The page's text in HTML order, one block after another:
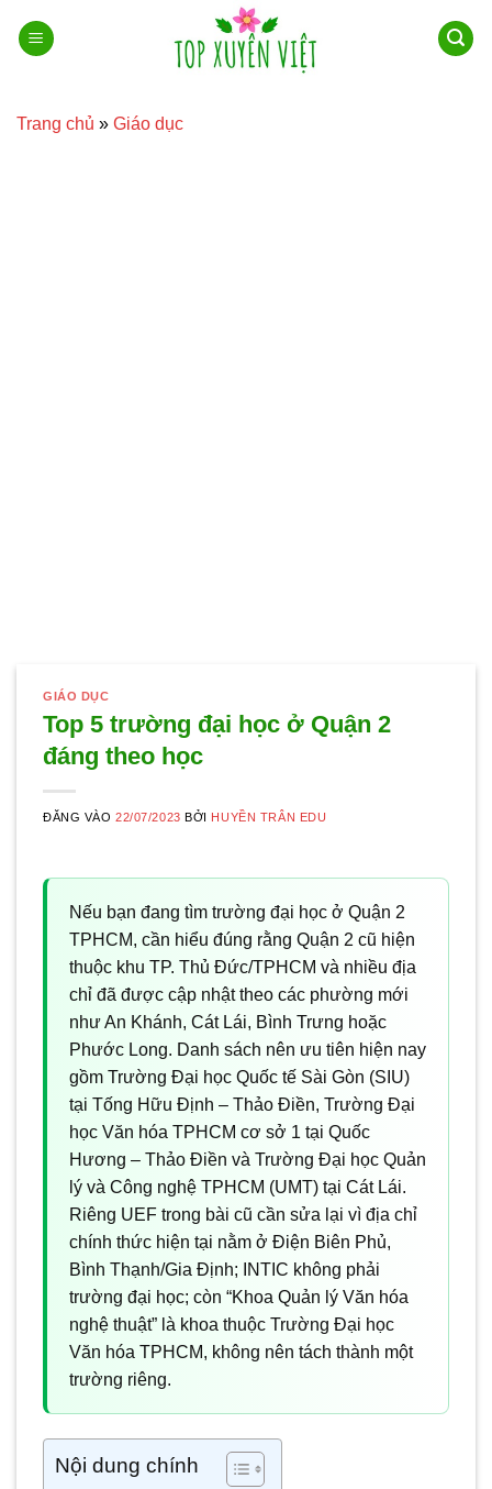
qua
Trang chủ » Giáo dục
GIÁO DỤC
Top 5 trường đại học ở Quận 2
đáng theo học
ĐĂNG VÀO22/07/2023 BỞI HUYỀN TRÂN EDU
Nếu bạn đang tìm trường đại học ở Quận 2
TPHCM, cần hiểu đúng rằng Quận 2 cũ hiện
thuộc khu TP. Thủ Đức/TPHCM và nhiều địa
chỉ đã được cập nhật theo các phường mới
như An Khánh, Cát Lái, Bình Trưng hoặc
Phước Long. Danh sách nên ưu tiên hiện nay
gồm Trường Đại học Quốc tế Sài Gòn (SIU)
tại Tống Hữu Định – Thảo Điền, Trường Đại
học Văn hóa TPHCM cơ sở 1 tại Quốc
Hương – Thảo Điền và Trường Đại học Quản
lý và Công nghệ TPHCM (UMT) tại Cát Lái.
Riêng UEF trong bài cũ cần sửa lại vì địa chỉ
chính thức hiện tại nằm ở Điện Biên Phủ,
Bình Thạnh/Gia Định; INTIC không phải
trường đại học; còn “Khoa Quản lý Văn hóa
nghệ thuật” là khoa thuộc Trường Đại học
Văn hóa TPHCM, không nên tách thành một
trường riêng.
Nội dung chính